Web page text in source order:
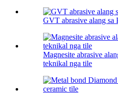
GVT abrasive alang sa
Magnesite abrasive
teknikal nga tile